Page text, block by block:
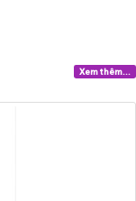
Xem thêm...